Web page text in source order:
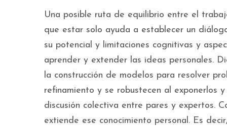
Una posible ruta de equilibrio entre el
que estar solo ayuda a establecer un
su potencial y limitaciones cognitivas y
aprender y extender las ideas personales.
la construcción de modelos para resolver
refinamiento y se robustecen al exponerlos
discusión colectiva entre pares y expertos.
extiende ese conocimiento personal. Es